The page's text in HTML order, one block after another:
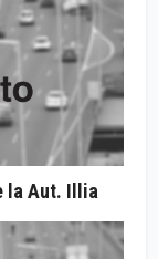
la Aut. Illia